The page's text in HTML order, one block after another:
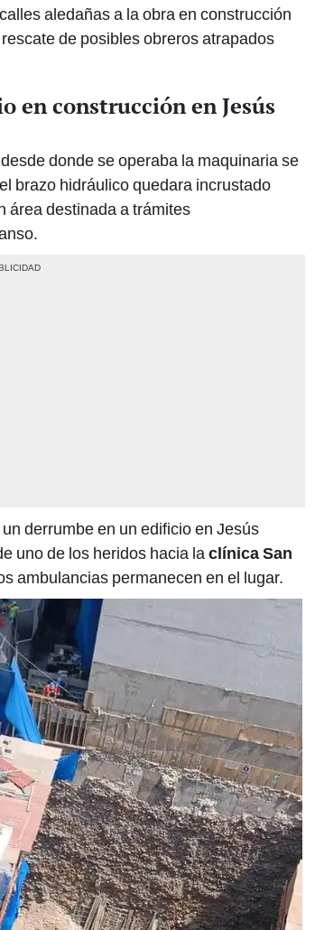
aledañas a la obra en construcción
de posibles obreros atrapados
en construcción en Jesús
donde se operaba la maquinaria se
brazo hidráulico quedara incrustado
área destinada a trámites
derrumbe en un edificio en Jesús
uno de los heridos hacia la clínica San
ambulancias permanecen en el lugar.